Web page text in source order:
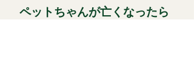
ペットちゃんが亡くなったら